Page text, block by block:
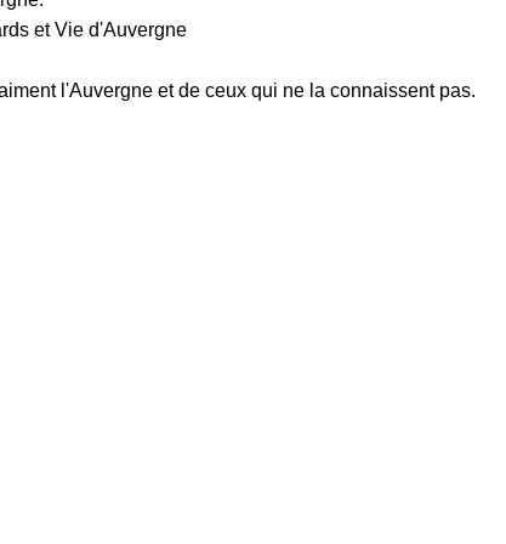
Vie d'Auvergne
l'Auvergne et de ceux qui ne la connaissent pas.